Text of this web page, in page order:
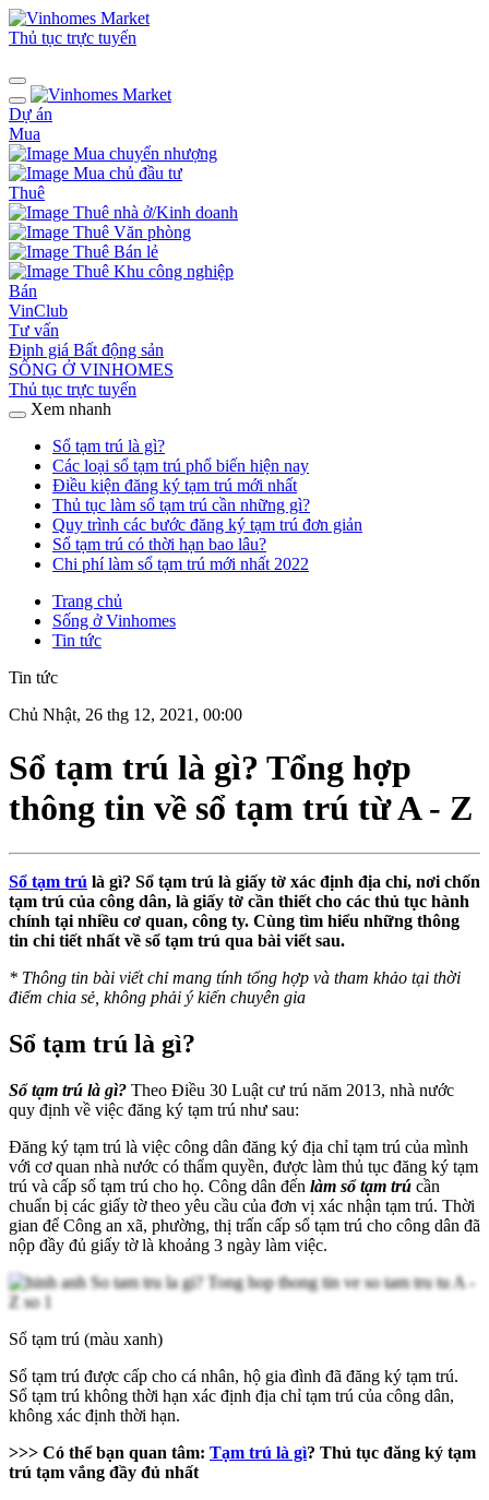
Thủ tục trực tuyến
Dự án
Mua
Mua chuyển nhượng
Mua chủ đầu tư
Thuê
Thuê nhà ở/Kinh doanh
Thuê Văn phòng
Thuê Bán lẻ
Thuê Khu công nghiệp
Bán
VinClub
Tư vấn
Định giá Bất động sản
SỐNG Ở VINHOMES
Thủ tục trực tuyến
Xem nhanh
Sổ tạm trú là gì?
Các loại sổ tạm trú phổ biến hiện nay
Điều kiện đăng ký tạm trú mới nhất
Thủ tục làm sổ tạm trú cần những gì?
Quy trình các bước đăng ký tạm trú đơn giản
Sổ tạm trú có thời hạn bao lâu?
Chi phí làm sổ tạm trú mới nhất 2022
Trang chủ
Sống ở Vinhomes
Tin tức
Tin tức
Chủ Nhật, 26 thg 12, 2021, 00:00
Sổ tạm trú là gì? Tổng hợp
thông tin về sổ tạm trú từ A - Z
Sổ tạm trú là gì? Sổ tạm trú là giấy tờ xác định địa chỉ, nơi chốn
tạm trú của công dân, là giấy tờ cần thiết cho các thủ tục hành
chính tại nhiều cơ quan, công ty. Cùng tìm hiểu những thông
tin chi tiết nhất về sổ tạm trú qua bài viết sau.
* Thông tin bài viết chỉ mang tính tổng hợp và tham khảo tại thời
điểm chia sẻ, không phải ý kiến chuyên gia
Sổ tạm trú là gì?
Sổ tạm trú là gì? Theo Điều 30 Luật cư trú năm 2013, nhà nước
quy định về việc đăng ký tạm trú như sau:
Đăng ký tạm trú là việc công dân đăng ký địa chỉ tạm trú của mình
với cơ quan nhà nước có thẩm quyền, được làm thủ tục đăng ký tạm
trú và cấp sổ tạm trú cho họ. Công dân đến làm sổ tạm trú cần
chuẩn bị các giấy tờ theo yêu cầu của đơn vị xác nhận tạm trú. Thời
gian để Công an xã, phường, thị trấn cấp sổ tạm trú cho công dân đã
nộp đầy đủ giấy tờ là khoảng 3 ngày làm việc.
Sổ tạm trú (màu xanh)
Sổ tạm trú được cấp cho cá nhân, hộ gia đình đã đăng ký tạm trú.
Sổ tạm trú không thời hạn xác định địa chỉ tạm trú của công dân,
không xác định thời hạn.
>>> Có thể bạn quan tâm: Tạm trú là gì? Thủ tục đăng ký tạm
trú tạm vắng đầy đủ nhất